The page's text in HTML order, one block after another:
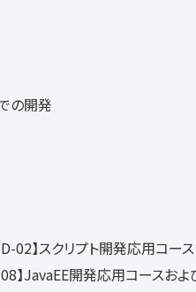
の開発
02】スクリプト開発応用コー
】JavaEE開発応用コースおよ